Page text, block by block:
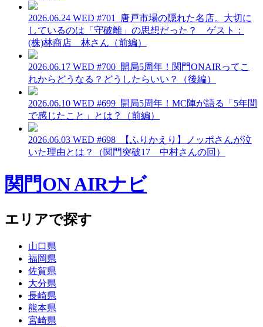
2026.06.24 WED #701_唐戸市場の隠れた名店。大切に
しているのは「守破離」の思想だった？ ゲスト：
(株)林商店 林さん（前編）
2026.06.17 WED #700_開局5周年！関門ONAIRってこ
れからどうなる？どうしたらいい？（後編）
2026.06.10 WED #699_開局5周年！MC陣が語る「5年間
で感じたこと」とは？（前編）
2026.06.03 WED #698_【ふりかえり】ノッポさんが泣
いた理由とは？（関門突破17 中村さんの回）
関門ON AIRナビ
エリアで探す
山口県
福岡県
佐賀県
大分県
長崎県
熊本県
宮崎県